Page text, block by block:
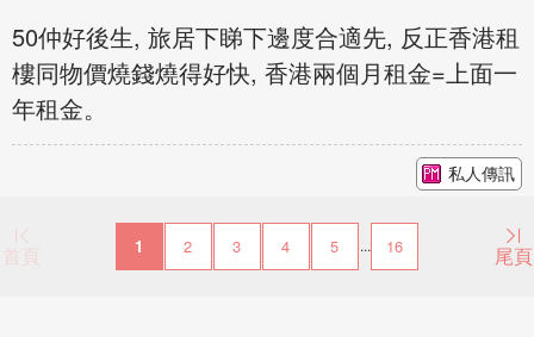
50仲好後生, 旅居下睇下邊度合適先, 反正香港租
樓同物價燒錢燒得好快, 香港兩個月租金=上面一
年租金。
私人傳訊
首頁 1 2 3 4 5 ... 16 尾頁